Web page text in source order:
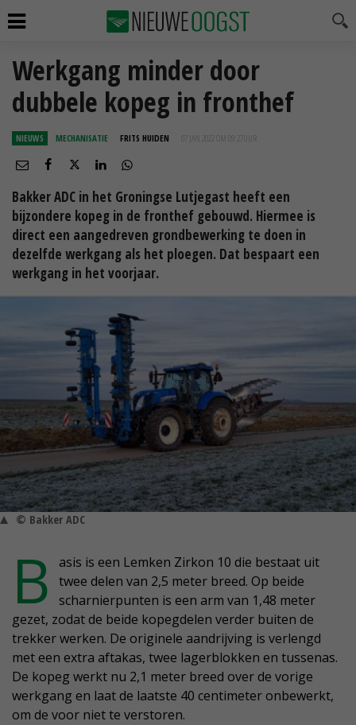
Werkgang minder door
dubbele kopeg in fronthef
NIEUWS MECHANISATIE FRITS HUIDEN 07 JAN 2022 OM 09:27
Bakker ADC in het Groningse Lutjegast heeft een
bijzondere kopeg in de fronthef gebouwd. Hiermee is
direct een aangedreven grondbewerking te doen in
dezelfde werkgang als het ploegen. Dat bespaart een
werkgang in het voorjaar.
© Bakker ADC
B
asis is een Lemken Zirkon 10 die bestaat uit
twee delen van 2,5 meter breed. Op beide
scharnierpunten is een arm van 1,48 meter
gezet, zodat de beide kopegdelen verder buiten de
trekker werken. De originele aandrijving is verlengd
met een extra aftakas, twee lagerblokken en tussenas.
De kopeg werkt nu 2,1 meter breed over de vorige
werkgang en laat de laatste 40 centimeter onbewerkt,
om de voor niet te verstoren.